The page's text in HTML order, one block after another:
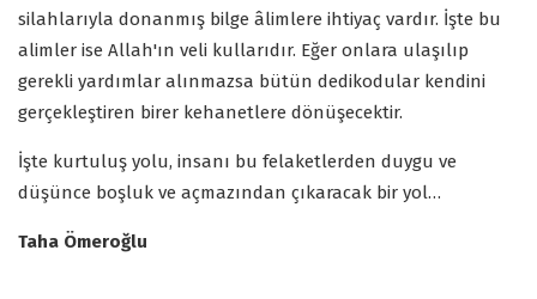
silahlarıyla donanmış bilge âlimlere ihtiyaç vardır. İşte bu
alimler ise Allah'ın veli kullarıdır. Eğer onlara ulaşılıp
gerekli yardımlar alınmazsa bütün dedikodular kendini
gerçekleştiren birer kehanetlere dönüşecektir.
İşte kurtuluş yolu, insanı bu felaketlerden duygu ve
düşünce boşluk ve açmazından çıkaracak bir yol…
Taha Ömeroğlu